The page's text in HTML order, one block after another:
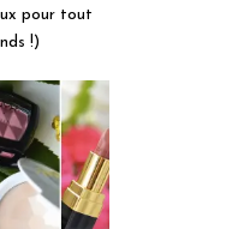
pour tout
!)